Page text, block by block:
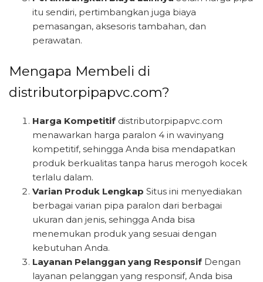
itu sendiri, pertimbangkan juga biaya
pemasangan, aksesoris tambahan, dan
perawatan.
Mengapa Membeli di
distributorpipapvc.com?
Harga Kompetitif distributorpipapvc.com
menawarkan harga paralon 4 in wavinyang
kompetitif, sehingga Anda bisa mendapatkan
produk berkualitas tanpa harus merogoh kocek
terlalu dalam.
Varian Produk Lengkap Situs ini menyediakan
berbagai varian pipa paralon dari berbagai
ukuran dan jenis, sehingga Anda bisa
menemukan produk yang sesuai dengan
kebutuhan Anda.
Layanan Pelanggan yang Responsif Dengan
layanan pelanggan yang responsif, Anda bisa